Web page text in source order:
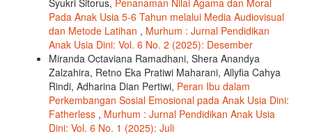
Syukri Sitorus, Penanaman Nilai Agama dan Moral
Pada Anak Usia 5-6 Tahun melalui Media Audiovisual
dan Metode Latihan , Murhum : Jurnal Pendidikan
Anak Usia Dini: Vol. 6 No. 2 (2025): Desember
Miranda Octaviana Ramadhani, Shera Anandya
Zalzahira, Retno Eka Pratiwi Maharani, Allyfia Cahya
Rindi, Adharina Dian Pertiwi, Peran Ibu dalam
Perkembangan Sosial Emosional pada Anak Usia Dini:
Fatherless , Murhum : Jurnal Pendidikan Anak Usia
Dini: Vol. 6 No. 1 (2025): Juli